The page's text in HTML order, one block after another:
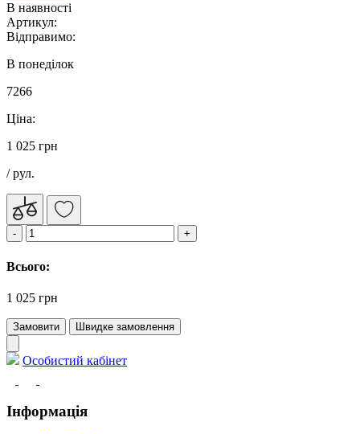
В наявності
Артикул:
Відправимо:
В понеділок
7266
Ціна:
1 025 грн
/ рул.
Всього:
1 025 грн
Замовити Швидке замовлення
Особистий кабінет
Інформація